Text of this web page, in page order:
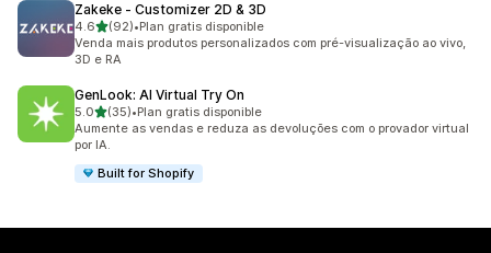
Zakeke ‑ Customizer 2D & 3D
4.6de 5 estrellas
(92)
92 reseñas en total
•Plan gratis disponible
Venda mais produtos personalizados com pré-visualização ao vivo,
3D e RA
GenLook: AI Virtual Try On
5.0de 5 estrellas
(35)
35 reseñas en total
•Plan gratis disponible
Aumente as vendas e reduza as devoluções com o provador virtual
por IA.
Built for Shopify